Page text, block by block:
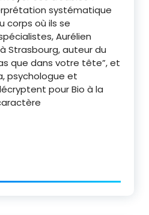
systématique
corps où ils se
Aurélien
Strasbourg, auteur du
que dans votre tête”, et
psychologue et
pour Bio à la